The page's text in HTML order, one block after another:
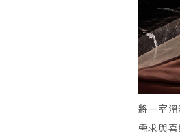
將一室
需求與